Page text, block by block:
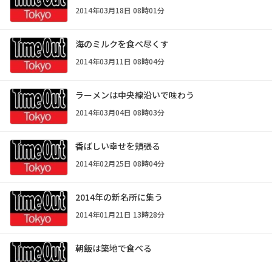
2014年03月18日 08時01分
海のミルクを食べ尽くす
2014年03月11日 08時04分
ラーメンは中央線沿いで味わう
2014年03月04日 08時03分
香ばしい幸せを頬張る
2014年02月25日 08時04分
2014年の新名所に集う
2014年01月21日 13時28分
朝飯は築地で食べる